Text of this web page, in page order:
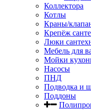
Коллектора
Котлы
Краны/
Крепёж
Люки
Мебель для
Мойки
Насосы
ПНД
Подводка и
Поддоны